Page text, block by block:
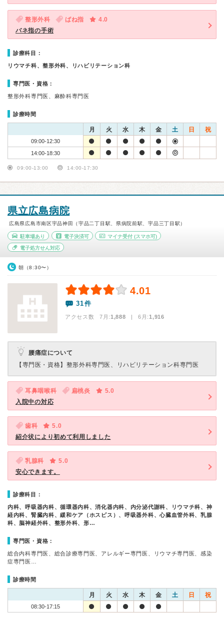
整形外科 ばね指
4.0
バネ指の手術
診療科目：
リウマチ科、整形外科、リハビリテーション科
専門医・資格：
整形外科専門医、麻酔科専門医
診療時間
月 火 水 木 金 土 日 祝
09:00-12:30
14:00-18:30
09:00-13:00 14:00-17:30
県立広島病院
広島県広島市南区宇品神田（宇品二丁目駅、県病院前駅、宇品三丁目駅）
駐車場あり 電子決済可 マイナ受付 (スマホ可)
電子処方せん対応
朝（8:30〜）
4.01
31件
アクセス数 7月:1,888 | 6月:1,916
腰痛症について
【専門医・資格】 整形外科専門医、リハビリテーション科専門医
耳鼻咽喉科 扁桃炎
5.0
入院中の対応
歯科
5.0
紹介状により初めて利用しました
乳腺科
5.0
安心できます。
診療科目：
内科、呼吸器内科、循環器内科、消化器内科、内分泌代謝科、リウマチ科、神
経内科、腎臓内科、緩和ケア（ホスピス）、呼吸器外科、心臓血管外科、乳腺
科、脳神経外科、整形外科、形…
専門医・資格：
総合内科専門医、総合診療専門医、アレルギー専門医、リウマチ専門医、感染
症専門医…
診療時間
月 火 水 木 金 土 日 祝
08:30-17:15